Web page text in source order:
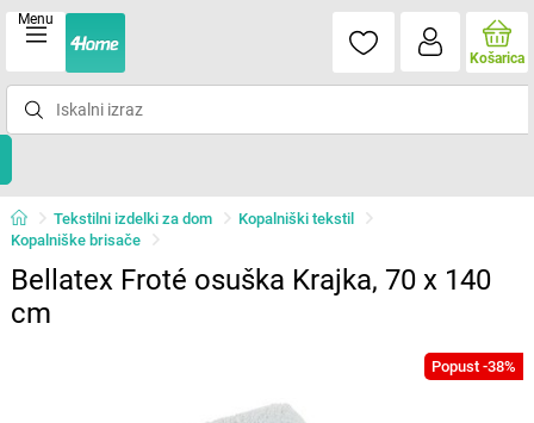
Menu
Košarica
Tekstilni izdelki za dom
Kopalniški tekstil
Kopalniške brisače
Bellatex Froté osuška Krajka, 70 x 140
cm
Popust -38%